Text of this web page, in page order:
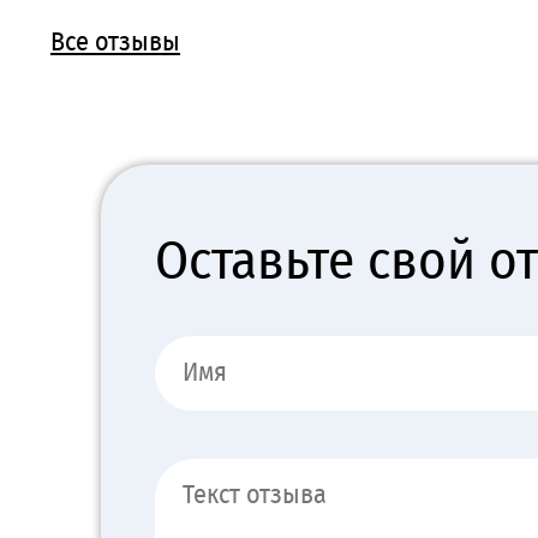
Все отзывы
Оставьте свой